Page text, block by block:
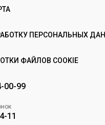
ПЕРСОНАЛЬНЫХ
ФАЙЛОВ COOKIE
00-99
11